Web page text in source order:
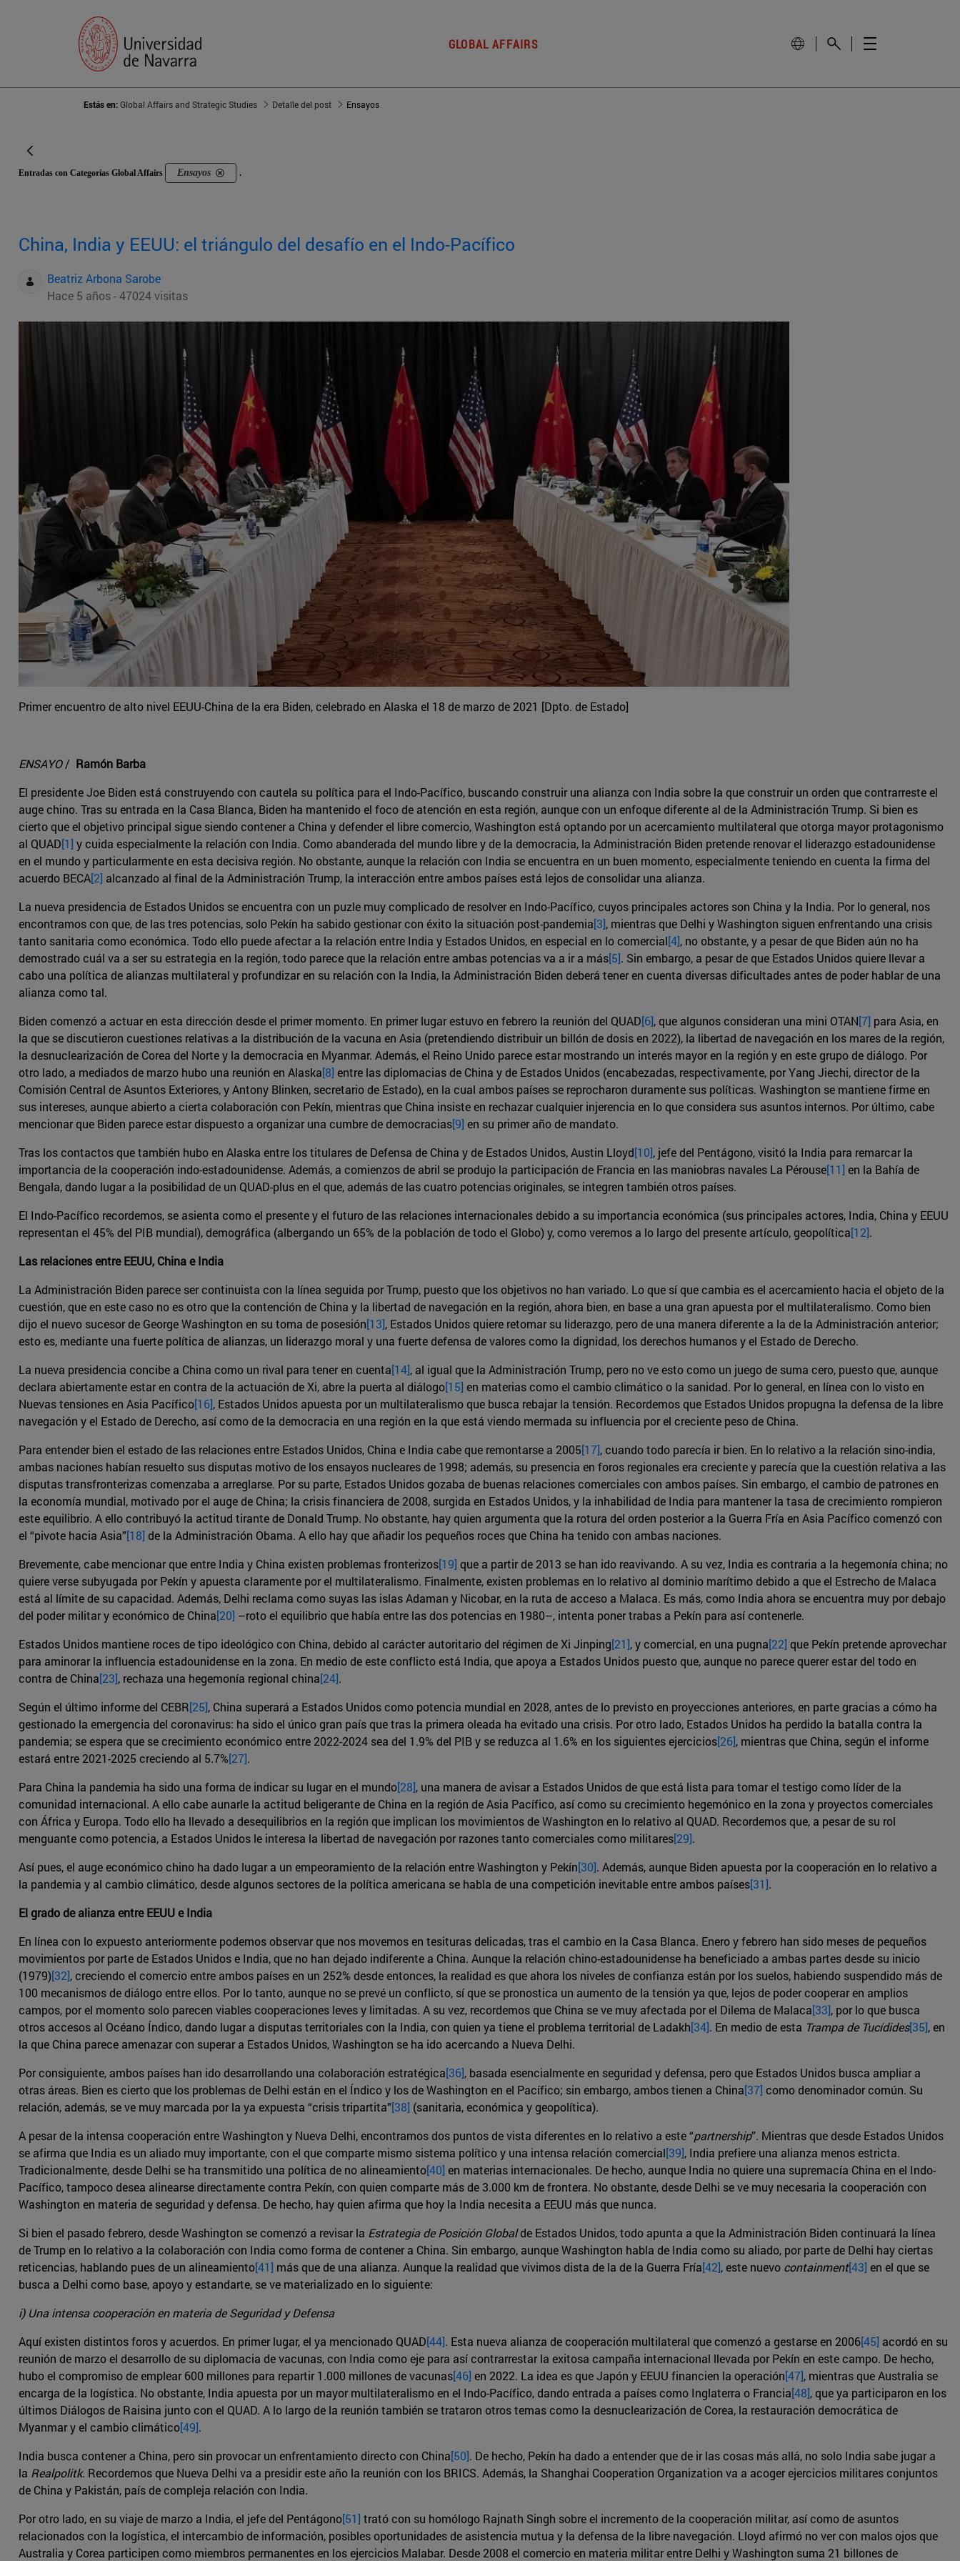
GLOBAL AFFAIRS
Estás en:Global Affairs and Strategic Studies Detalle del post Ensayos
Entradas con Categorías Global Affairs Ensayos .
China, India y EEUU: el triángulo del desafío en el Indo-Pacífico
Beatriz Arbona Sarobe
Hace 5 años - 47024 visitas
Primer encuentro de alto nivel EEUU-China de la era Biden, celebrado en Alaska el 18 de marzo de 2021 [Dpto. de Estado]
ENSAYO/ Ramón Barba
El presidente Joe Biden está construyendo con cautela su política para el Indo-Pacífico, buscando construir una alianza con India sobre la que construir un orden que contrarreste el
auge chino. Tras su entrada en la Casa Blanca, Biden ha mantenido el foco de atención en esta región, aunque con un enfoque diferente al de la Administración Trump. Si bien es
cierto que el objetivo principal sigue siendo contener a China y defender el libre comercio, Washington está optando por un acercamiento multilateral que otorga mayor protagonismo
al QUAD[1] y cuida especialmente la relación con India. Como abanderada del mundo libre y de la democracia, la Administración Biden pretende renovar el liderazgo estadounidense
en el mundo y particularmente en esta decisiva región. No obstante, aunque la relación con India se encuentra en un buen momento, especialmente teniendo en cuenta la firma del
acuerdo BECA[2] alcanzado al final de la Administración Trump, la interacción entre ambos países está lejos de consolidar una alianza.
La nueva presidencia de Estados Unidos se encuentra con un puzle muy complicado de resolver en Indo-Pacífico, cuyos principales actores son China y la India. Por lo general, nos
encontramos con que, de las tres potencias, solo Pekín ha sabido gestionar con éxito la situación post-pandemia[3], mientras que Delhi y Washington siguen enfrentando una crisis
tanto sanitaria como económica. Todo ello puede afectar a la relación entre India y Estados Unidos, en especial en lo comercial[4], no obstante, y a pesar de que Biden aún no ha
demostrado cuál va a ser su estrategia en la región, todo parece que la relación entre ambas potencias va a ir a más[5]. Sin embargo, a pesar de que Estados Unidos quiere llevar a
cabo una política de alianzas multilateral y profundizar en su relación con la India, la Administración Biden deberá tener en cuenta diversas dificultades antes de poder hablar de una
alianza como tal.
Biden comenzó a actuar en esta dirección desde el primer momento. En primer lugar estuvo en febrero la reunión del QUAD[6], que algunos consideran una mini OTAN[7] para Asia, en
la que se discutieron cuestiones relativas a la distribución de la vacuna en Asia (pretendiendo distribuir un billón de dosis en 2022), la libertad de navegación en los mares de la región,
la desnuclearización de Corea del Norte y la democracia en Myanmar. Además, el Reino Unido parece estar mostrando un interés mayor en la región y en este grupo de diálogo. Por
otro lado, a mediados de marzo hubo una reunión en Alaska[8] entre las diplomacias de China y de Estados Unidos (encabezadas, respectivamente, por Yang Jiechi, director de la
Comisión Central de Asuntos Exteriores, y Antony Blinken, secretario de Estado), en la cual ambos países se reprocharon duramente sus políticas. Washington se mantiene firme en
sus intereses, aunque abierto a cierta colaboración con Pekín, mientras que China insiste en rechazar cualquier injerencia en lo que considera sus asuntos internos. Por último, cabe
mencionar que Biden parece estar dispuesto a organizar una cumbre de democracias[9] en su primer año de mandato.
Tras los contactos que también hubo en Alaska entre los titulares de Defensa de China y de Estados Unidos, Austin Lloyd[10], jefe del Pentágono, visitó la India para remarcar la
importancia de la cooperación indo-estadounidense. Además, a comienzos de abril se produjo la participación de Francia en las maniobras navales La Pérouse[11] en la Bahía de
Bengala, dando lugar a la posibilidad de un QUAD-plus en el que, además de las cuatro potencias originales, se integren también otros países.
El Indo-Pacífico recordemos, se asienta como el presente y el futuro de las relaciones internacionales debido a su importancia económica (sus principales actores, India, China y EEUU
representan el 45% del PIB mundial), demográfica (albergando un 65% de la población de todo el Globo) y, como veremos a lo largo del presente artículo, geopolítica[12].
Las relaciones entre EEUU, China e India
La Administración Biden parece ser continuista con la línea seguida por Trump, puesto que los objetivos no han variado. Lo que sí que cambia es el acercamiento hacia el objeto de la
cuestión, que en este caso no es otro que la contención de China y la libertad de navegación en la región, ahora bien, en base a una gran apuesta por el multilateralismo. Como bien
dijo el nuevo sucesor de George Washington en su toma de posesión[13], Estados Unidos quiere retomar su liderazgo, pero de una manera diferente a la de la Administración anterior;
esto es, mediante una fuerte política de alianzas, un liderazgo moral y una fuerte defensa de valores como la dignidad, los derechos humanos y el Estado de Derecho.
La nueva presidencia concibe a China como un rival para tener en cuenta[14], al igual que la Administración Trump, pero no ve esto como un juego de suma cero, puesto que, aunque
declara abiertamente estar en contra de la actuación de Xi, abre la puerta al diálogo[15] en materias como el cambio climático o la sanidad. Por lo general, en línea con lo visto en
Nuevas tensiones en Asia Pacífico[16], Estados Unidos apuesta por un multilateralismo que busca rebajar la tensión. Recordemos que Estados Unidos propugna la defensa de la libre
navegación y el Estado de Derecho, así como de la democracia en una región en la que está viendo mermada su influencia por el creciente peso de China.
Para entender bien el estado de las relaciones entre Estados Unidos, China e India cabe que remontarse a 2005[17], cuando todo parecía ir bien. En lo relativo a la relación sino-india,
ambas naciones habían resuelto sus disputas motivo de los ensayos nucleares de 1998; además, su presencia en foros regionales era creciente y parecía que la cuestión relativa a las
disputas transfronterizas comenzaba a arreglarse. Por su parte, Estados Unidos gozaba de buenas relaciones comerciales con ambos países. Sin embargo, el cambio de patrones en
la economía mundial, motivado por el auge de China; la crisis financiera de 2008, surgida en Estados Unidos, y la inhabilidad de India para mantener la tasa de crecimiento rompieron
este equilibrio. A ello contribuyó la actitud tirante de Donald Trump. No obstante, hay quien argumenta que la rotura del orden posterior a la Guerra Fría en Asia Pacífico comenzó con
el “pivote hacia Asia”[18] de la Administración Obama. A ello hay que añadir los pequeños roces que China ha tenido con ambas naciones.
Brevemente, cabe mencionar que entre India y China existen problemas fronterizos[19] que a partir de 2013 se han ido reavivando. A su vez, India es contraria a la hegemonía china; no
quiere verse subyugada por Pekín y apuesta claramente por el multilateralismo. Finalmente, existen problemas en lo relativo al dominio marítimo debido a que el Estrecho de Malaca
está al límite de su capacidad. Además, Delhi reclama como suyas las islas Adaman y Nicobar, en la ruta de acceso a Malaca. Es más, como India ahora se encuentra muy por debajo
del poder militar y económico de China[20] –roto el equilibrio que había entre las dos potencias en 1980–, intenta poner trabas a Pekín para así contenerle.
Estados Unidos mantiene roces de tipo ideológico con China, debido al carácter autoritario del régimen de Xi Jinping[21], y comercial, en una pugna[22] que Pekín pretende aprovechar
para aminorar la influencia estadounidense en la zona. En medio de este conflicto está India, que apoya a Estados Unidos puesto que, aunque no parece querer estar del todo en
contra de China[23], rechaza una hegemonía regional china[24].
Según el último informe del CEBR[25], China superará a Estados Unidos como potencia mundial en 2028, antes de lo previsto en proyecciones anteriores, en parte gracias a cómo ha
gestionado la emergencia del coronavirus: ha sido el único gran país que tras la primera oleada ha evitado una crisis. Por otro lado, Estados Unidos ha perdido la batalla contra la
pandemia; se espera que se crecimiento económico entre 2022-2024 sea del 1.9% del PIB y se reduzca al 1.6% en los siguientes ejercicios[26], mientras que China, según el informe
estará entre 2021-2025 creciendo al 5.7%[27].
Para China la pandemia ha sido una forma de indicar su lugar en el mundo[28], una manera de avisar a Estados Unidos de que está lista para tomar el testigo como líder de la
comunidad internacional. A ello cabe aunarle la actitud beligerante de China en la región de Asia Pacífico, así como su crecimiento hegemónico en la zona y proyectos comerciales
con África y Europa. Todo ello ha llevado a desequilibrios en la región que implican los movimientos de Washington en lo relativo al QUAD. Recordemos que, a pesar de su rol
menguante como potencia, a Estados Unidos le interesa la libertad de navegación por razones tanto comerciales como militares[29].
Así pues, el auge económico chino ha dado lugar a un empeoramiento de la relación entre Washington y Pekín[30]. Además, aunque Biden apuesta por la cooperación en lo relativo a
la pandemia y al cambio climático, desde algunos sectores de la política americana se habla de una competición inevitable entre ambos países[31].
El grado de alianza entre EEUU e India
En línea con lo expuesto anteriormente podemos observar que nos movemos en tesituras delicadas, tras el cambio en la Casa Blanca. Enero y febrero han sido meses de pequeños
movimientos por parte de Estados Unidos e India, que no han dejado indiferente a China. Aunque la relación chino-estadounidense ha beneficiado a ambas partes desde su inicio
(1979)[32], creciendo el comercio entre ambos países en un 252% desde entonces, la realidad es que ahora los niveles de confianza están por los suelos, habiendo suspendido más de
100 mecanismos de diálogo entre ellos. Por lo tanto, aunque no se prevé un conflicto, sí que se pronostica un aumento de la tensión ya que, lejos de poder cooperar en amplios
campos, por el momento solo parecen viables cooperaciones leves y limitadas. A su vez, recordemos que China se ve muy afectada por el Dilema de Malaca[33], por lo que busca
otros accesos al Océano Índico, dando lugar a disputas territoriales con la India, con quien ya tiene el problema territorial de Ladakh[34]. En medio de esta Trampa de Tucídides[35], en
la que China parece amenazar con superar a Estados Unidos, Washington se ha ido acercando a Nueva Delhi.
Por consiguiente, ambos países han ido desarrollando una colaboración estratégica[36], basada esencialmente en seguridad y defensa, pero que Estados Unidos busca ampliar a
otras áreas. Bien es cierto que los problemas de Delhi están en el Índico y los de Washington en el Pacífico; sin embargo, ambos tienen a China[37] como denominador común. Su
relación, además, se ve muy marcada por la ya expuesta “crisis tripartita”[38] (sanitaria, económica y geopolítica).
A pesar de la intensa cooperación entre Washington y Nueva Delhi, encontramos dos puntos de vista diferentes en lo relativo a este “partnership”. Mientras que desde Estados Unidos
se afirma que India es un aliado muy importante, con el que comparte mismo sistema político y una intensa relación comercial[39], India prefiere una alianza menos estricta.
Tradicionalmente, desde Delhi se ha transmitido una política de no alineamiento[40] en materias internacionales. De hecho, aunque India no quiere una supremacía China en el Indo-
Pacífico, tampoco desea alinearse directamente contra Pekín, con quien comparte más de 3.000 km de frontera. No obstante, desde Delhi se ve muy necesaria la cooperación con
Washington en materia de seguridad y defensa. De hecho, hay quien afirma que hoy la India necesita a EEUU más que nunca.
Si bien el pasado febrero, desde Washington se comenzó a revisar la Estrategia de Posición Globalde Estados Unidos, todo apunta a que la Administración Biden continuará la línea
de Trump en lo relativo a la colaboración con India como forma de contener a China. Sin embargo, aunque Washington habla de India como su aliado, por parte de Delhi hay ciertas
reticencias, hablando pues de un alineamiento[41] más que de una alianza. Aunque la realidad que vivimos dista de la de la Guerra Fría[42], este nuevo containment[43] en el que se
busca a Delhi como base, apoyo y estandarte, se ve materializado en lo siguiente:
i) Una intensa cooperación en materia de Seguridad y Defensa
Aquí existen distintos foros y acuerdos. En primer lugar, el ya mencionado QUAD[44]. Esta nueva alianza de cooperación multilateral que comenzó a gestarse en 2006[45] acordó en su
reunión de marzo el desarrollo de su diplomacia de vacunas, con India como eje para así contrarrestar la exitosa campaña internacional llevada por Pekín en este campo. De hecho,
hubo el compromiso de emplear 600 millones para repartir 1.000 millones de vacunas[46] en 2022. La idea es que Japón y EEUU financien la operación[47], mientras que Australia se
encarga de la logística. No obstante, India apuesta por un mayor multilateralismo en el Indo-Pacífico, dando entrada a países como Inglaterra o Francia[48], que ya participaron en los
últimos Diálogos de Raisina junto con el QUAD. A lo largo de la reunión también se trataron otros temas como la desnuclearización de Corea, la restauración democrática de
Myanmar y el cambio climático[49].
India busca contener a China, pero sin provocar un enfrentamiento directo con China[50]. De hecho, Pekín ha dado a entender que de ir las cosas más allá, no solo India sabe jugar a
la Realpolitk. Recordemos que Nueva Delhi va a presidir este año la reunión con los BRICS. Además, la Shanghai Cooperation Organization va a acoger ejercicios militares conjuntos
de China y Pakistán, país de compleja relación con India.
Por otro lado, en su viaje de marzo a India, el jefe del Pentágono[51] trató con su homólogo Rajnath Singh sobre el incremento de la cooperación militar, así como de asuntos
relacionados con la logística, el intercambio de información, posibles oportunidades de asistencia mutua y la defensa de la libre navegación. Lloyd afirmó no ver con malos ojos que
Australia y Corea participen como miembros permanentes en los ejercicios Malabar. Desde 2008 el comercio en materia militar entre Delhi y Washington suma 21 billones de